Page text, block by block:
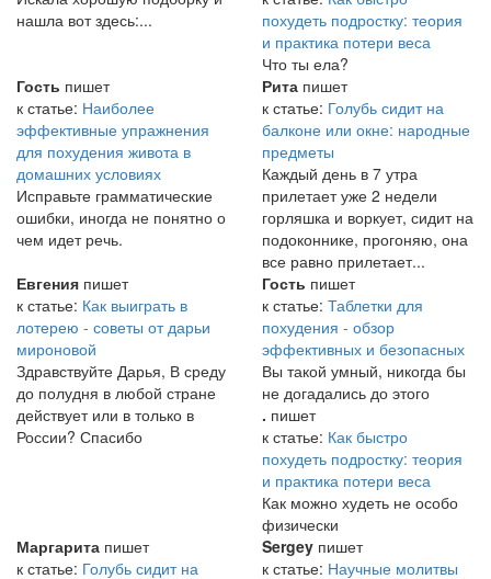
нашла вот здесь:...
похудеть подростку: теория
и практика потери веса
Что ты ела?
Гость пишет
к статье: Наиболее
эффективные упражнения
для похудения живота в
домашних условиях
Исправьте грамматические
ошибки, иногда не понятно о
чем идет речь.
Рита пишет
к статье: Голубь сидит на
балконе или окне: народные
предметы
Каждый день в 7 утра
прилетает уже 2 недели
горляшка и воркует, сидит на
подоконнике, прогоняю, она
все равно прилетает...
Евгения пишет
к статье: Как выиграть в
лотерею - советы от дарьи
мироновой
Здравствуйте Дарья, В среду
до полудня в любой стране
действует или в только в
России? Спасибо
Гость пишет
к статье: Таблетки для
похудения - обзор
эффективных и безопасных
Вы такой умный, никогда бы
не догадались до этого
. пишет
к статье: Как быстро
похудеть подростку: теория
и практика потери веса
Как можно худеть не особо
физически
Маргарита пишет
к статье: Голубь сидит на
Sergey пишет
к статье: Научные молитвы